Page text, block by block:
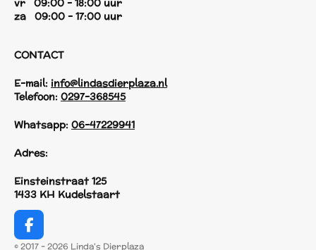
vr 09:00 - 18:00 uur
za 09:00 - 17:00 uur
CONTACT
E-mail: info@lindasdierplaza.nl
Telefoon: 0297-368545
Whatsapp: 06-47229941
Adres:
Einsteinstraat 125
1433 KH Kudelstaart
F
a
© 2017 - 2026 Linda's Dierplaza